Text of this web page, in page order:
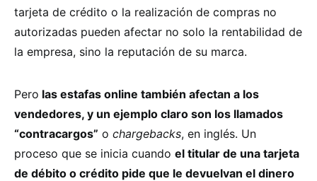
tarjeta de crédito o la realización de compras no
autorizadas pueden afectar no solo la rentabilidad de
la empresa, sino la reputación de su marca.
Pero las estafas online también afectan a los
vendedores, y un ejemplo claro son los llamados
“contracargos” o chargebacks, en inglés. Un
proceso que se inicia cuando el titular de una tarjeta
de débito o crédito pide que le devuelvan el dinero